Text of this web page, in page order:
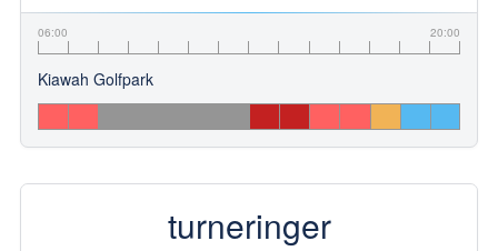
06:00 20:00
Kiawah Golfpark
turneringer